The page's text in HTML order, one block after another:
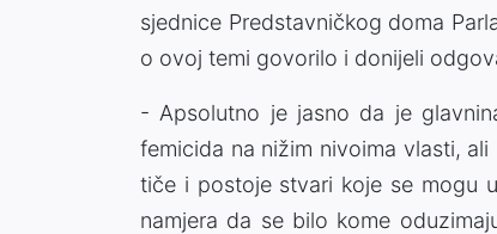
sjednice Predstavničkog doma
o ovoj temi govorilo i donijeli
- Apsolutno je jasno da je
femicida na nižim nivoima vlasti,
tiče i postoje stvari koje se mogu
namjera da se bilo kome